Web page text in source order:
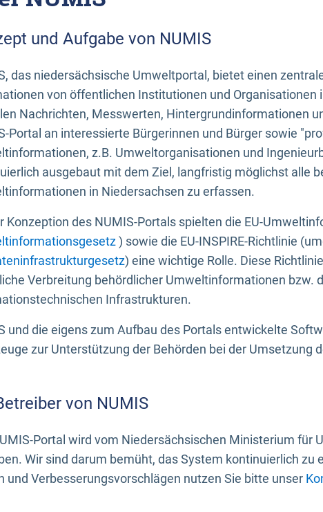
und Aufgabe von NUMIS
das niedersächsische Umweltportal, bietet einen
von öffentlichen Institutionen und Organisationen
Nachrichten, Messwerten, Hintergrundinformationen
Portal an interessierte Bürgerinnen und Bürger sowie
z.B. Umweltorganisationen und
ausgebaut mit dem Ziel, langfristig möglichst alle
in Niedersachsen zu erfassen.
Konzeption des NUMIS-Portals spielten die EU-
) sowie die EU-INSPIRE-Richtlinie
) eine wichtige Rolle. Diese
Verbreitung behördlicher Umweltinformationen bzw.
Infrastrukturen.
und die eigens zum Aufbau des Portals entwickelte
zur Unterstützung der Behörden bei der Umsetzung
von NUMIS
Portal wird vom Niedersächsischen Ministerium für
Wir sind darum bemüht, das System kontinuierlich zu
und Verbesserungsvorschlägen nutzen Sie bitte unser